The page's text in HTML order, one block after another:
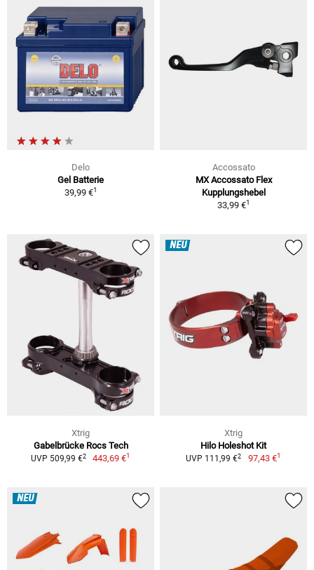
Delo
Gel Batterie
39,99 €1
Accossato
MX Accossato Flex
Kupplungshebel
33,99 €1
Xtrig
Gabelbrücke Rocs Tech
UVP 509,99 €2 443,69 €1
NEU
Xtrig
Hilo Holeshot Kit
UVP 111,99 €2 97,43 €1
NEU